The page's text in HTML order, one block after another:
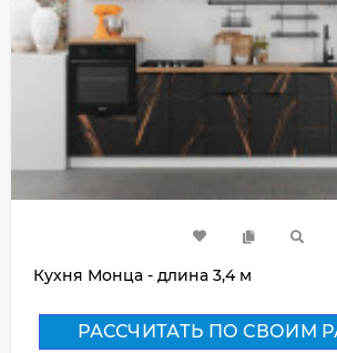
Кухня Монца - длина 3,4 м
РАССЧИТАТЬ ПО СВОИМ